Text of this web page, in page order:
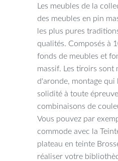
Les meubles de la
des meubles en pin
les plus pures
qualités. Composés à
fonds de meubles et
massif. Les tiroirs sont
d'aronde, montage qui
solidité à toute
combinaisons de
Vous pouvez par
commode avec la
plateau en teinte
réaliser votre